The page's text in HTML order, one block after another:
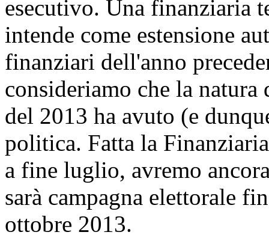
esecutivo. Una finanziaria
intende come estensione
finanziari dell'anno
consideriamo che la
del 2013 ha avuto (e
politica. Fatta la
a fine luglio, avremo
sarà campagna elettorale
ottobre 2013.